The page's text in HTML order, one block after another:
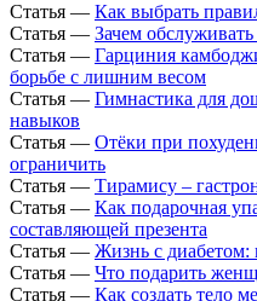
Статья — Как выбрать
Статья — Зачем
Статья — Гарциния
борьбе с лишним весом
Статья — Гимнастика для
навыков
Статья — Отёки при
ограничить
Статья — Тирамису –
Статья — Как подарочная
составляющей презента
Статья — Жизнь с диабетом:
Статья — Что подарить
Статья — Как создать тело